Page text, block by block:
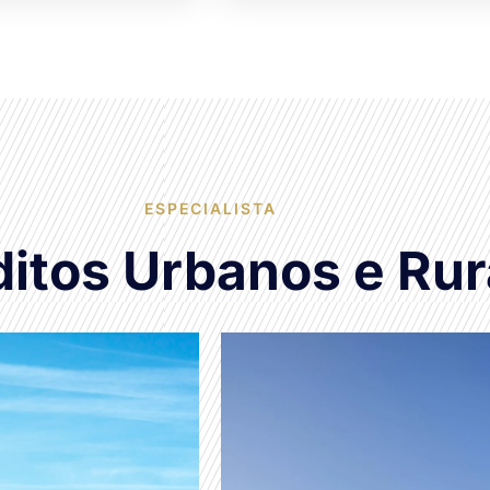
ESPECIALISTA
Urbanos e